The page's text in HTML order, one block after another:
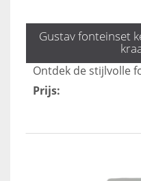
Gustav fonteinset
Prijs: